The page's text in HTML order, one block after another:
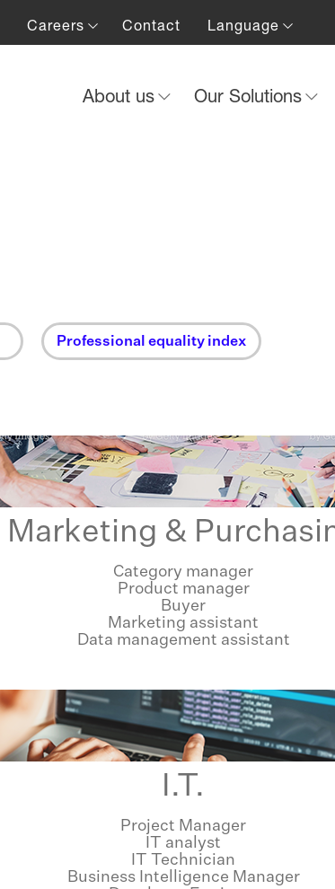
Careers Contact Language
About us Our Solutions
Professional equality index
Marketing &
Category manager
Product manager
Buyer
Marketing assistant
Data management assistant
I.T.
Project Manager
IT analyst
IT Technician
Business Intelligence Manager